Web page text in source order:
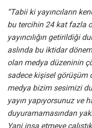
“Tabii ki yayıncıların
bu tercihin 24 kat fazla
yayıncılığın getirildiği
aslında bu iktidar
olan medya düzeninin
sadece kişisel görüşüm
medya bizim sesimizi
yayın yapıyorsunuz ve
duyuramamasından
Yani inşa etmeye